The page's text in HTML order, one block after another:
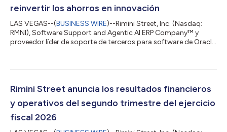
reinvertir los ahorros en innovación
LAS VEGAS--(BUSINESS WIRE)--Rimini Street, Inc. (Nasdaq:
RMNI), Software Support and Agentic AI ERP Company™ y
proveedor líder de soporte de terceros para software de Oracle,
seleccionado Rimini Support™ for SAP, una medida que ha
ahorros en innovación en IA y mantener su entorno SAP ECC 6
Rimini Street anuncia los resultados financieros
y operativos del segundo trimestre del ejercicio
fiscal 2026